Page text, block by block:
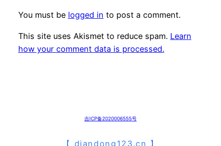
You must be logged in to post a comment.
This site uses Akismet to reduce spam. Learn
how your comment data is processed.
吉ICP备2020006555号
【 diandong123.cn 】